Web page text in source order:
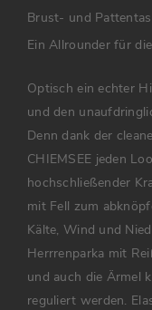
Brust- und
Ein Allrounder für
Optisch ein echter
und den
Denn dank der
CHIEMSEE jeden
hochschließender
mit Fell zum
Kälte, Wind und
Herrrenparka mit
und auch die Ärmel
reguliert werden.